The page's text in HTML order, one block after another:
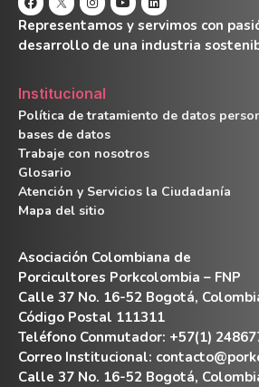
Representamos y servimos con
desarrollo de una industria
Institucional
Política de tratamiento de datos
bases de datos
Trabaje con nosotros
Glosario
Atención y Servicios la Ciudadanía
Mapa del sitio
Asociación Colombiana de
Porcicultores Porkcolombia – FNP
Calle 37 No. 16-52 Bogotá,
Código Postal 111311
Teléfono Conmutador: +57(1)
Correo Institucional:
Calle 37 No. 16-52 Bogotá,